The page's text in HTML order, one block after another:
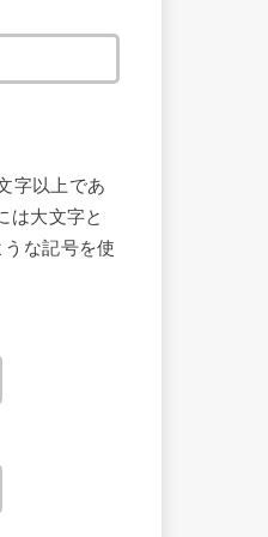
字以上であ
は大文字と
な記号を使